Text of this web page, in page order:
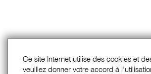
Ce site Internet utilise des cookies et
veuillez donner votre accord à